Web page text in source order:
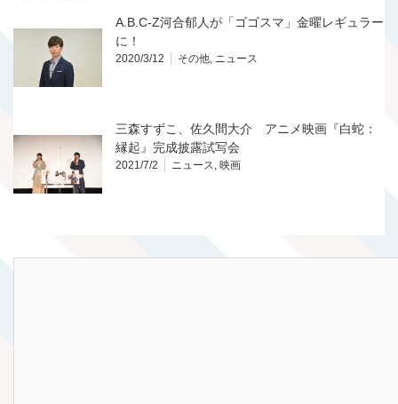
A.B.C-Z河合郁人が「ゴゴスマ」金曜レギュラー
に！
2020/3/12 その他, ニュース
三森すずこ、佐久間大介 アニメ映画『白蛇：
縁起』完成披露試写会
2021/7/2 ニュース, 映画